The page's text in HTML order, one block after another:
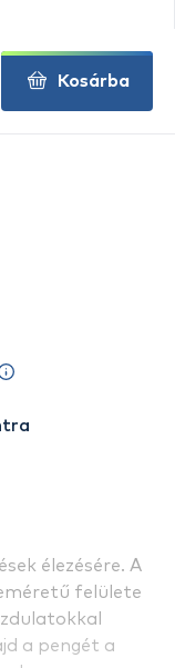
élezésére. A
felülete
a pengét a
Kosárba